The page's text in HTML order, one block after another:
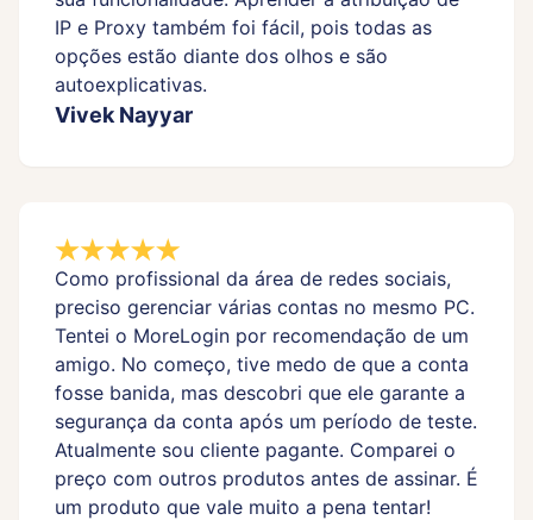
IP e Proxy também foi fácil, pois todas as
opções estão diante dos olhos e são
autoexplicativas.
Vivek Nayyar
Como profissional da área de redes sociais,
preciso gerenciar várias contas no mesmo PC.
Tentei o MoreLogin por recomendação de um
amigo. No começo, tive medo de que a conta
fosse banida, mas descobri que ele garante a
segurança da conta após um período de teste.
Atualmente sou cliente pagante. Comparei o
preço com outros produtos antes de assinar. É
um produto que vale muito a pena tentar!